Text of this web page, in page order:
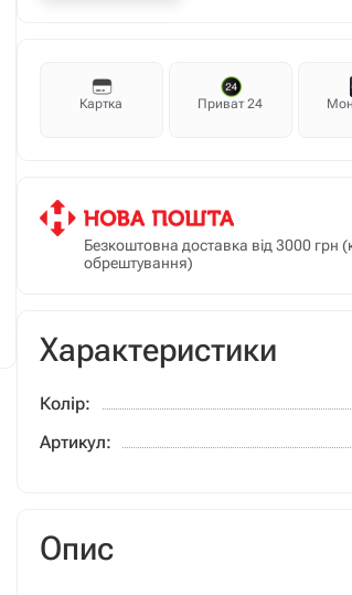
Картка Приват 24
Безкоштовна доставка від 3000 грн
обрештування)
Характеристики
Колір:
Артикул:
Опис